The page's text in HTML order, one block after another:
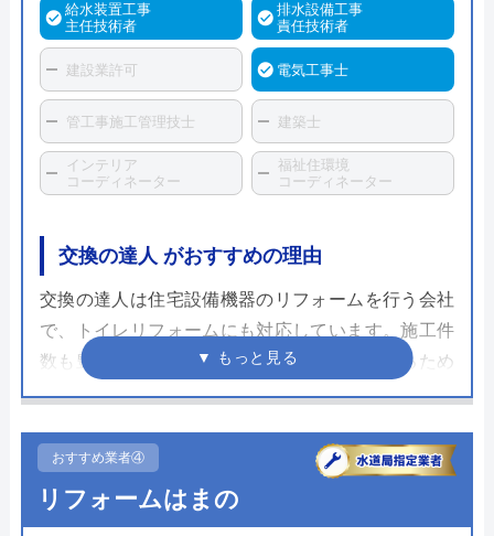
給水装置工事
主任技術者
排水設備工事
責任技術者
建設業許可 電気工事士
管工事施工管理技士 建築士
インテリア
コーディネーター
福祉住環境
コーディネーター
交換の達人 がおすすめの理由
交換の達人は住宅設備機器のリフォームを行う会社
で、トイレリフォームにも対応しています。施工件
数も豊富で、料金もわかりやすく書かれているため
安心して依頼することができます。ホームページか
事の手配もスムーズです。
松原市のリフォーム工事は自社管理の責任施工。腕
おすすめ業者④
リフォームはまの